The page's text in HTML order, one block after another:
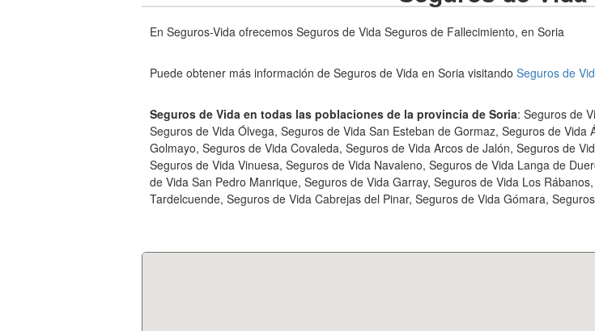
En Seguros-Vida ofrecemos Seguros de Vida Seguros de Fallecimiento, en Soria
Puede obtener más información de Seguros de Vida en Soria visitando Seguros de
Seguros de Vida en todas las poblaciones de la provincia de Soria: Seguros de
Seguros de Vida Ólvega, Seguros de Vida San Esteban de Gormaz, Seguros de
Golmayo, Seguros de Vida Covaleda, Seguros de Vida Arcos de Jalón, Seguros de
Seguros de Vida Vinuesa, Seguros de Vida Navaleno, Seguros de Vida Langa de
de Vida San Pedro Manrique, Seguros de Vida Garray, Seguros de Vida Los
Tardelcuende, Seguros de Vida Cabrejas del Pinar, Seguros de Vida Gómara,